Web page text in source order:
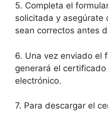
5. Completa el
solicitada y asegúrate
sean correctos antes
6. Una vez enviado el
generará el
electrónico.
7. Para descargar el